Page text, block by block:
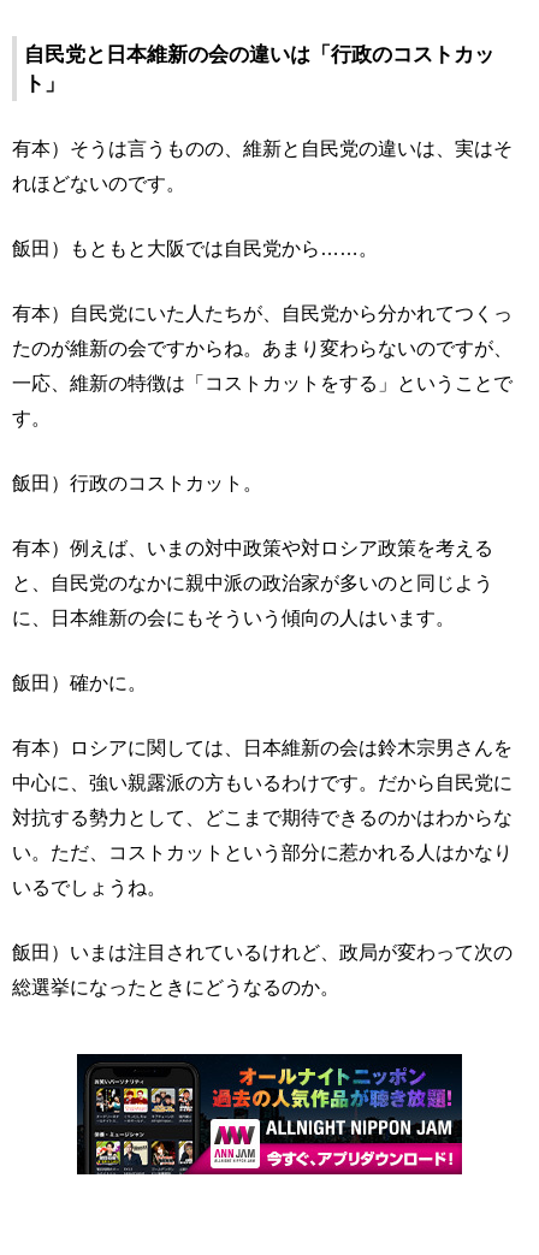
自民党と日本維新の会の違いは「行政のコストカッ
ト」
有本）そうは言うものの、維新と自民党の違いは、実はそ
れほどないのです。
飯田）もともと大阪では自民党から……。
有本）自民党にいた人たちが、自民党から分かれてつくっ
たのが維新の会ですからね。あまり変わらないのですが、
一応、維新の特徴は「コストカットをする」ということで
す。
飯田）行政のコストカット。
有本）例えば、いまの対中政策や対ロシア政策を考える
と、自民党のなかに親中派の政治家が多いのと同じよう
に、日本維新の会にもそういう傾向の人はいます。
飯田）確かに。
有本）ロシアに関しては、日本維新の会は鈴木宗男さんを
中心に、強い親露派の方もいるわけです。だから自民党に
対抗する勢力として、どこまで期待できるのかはわからな
い。ただ、コストカットという部分に惹かれる人はかなり
いるでしょうね。
飯田）いまは注目されているけれど、政局が変わって次の
総選挙になったときにどうなるのか。